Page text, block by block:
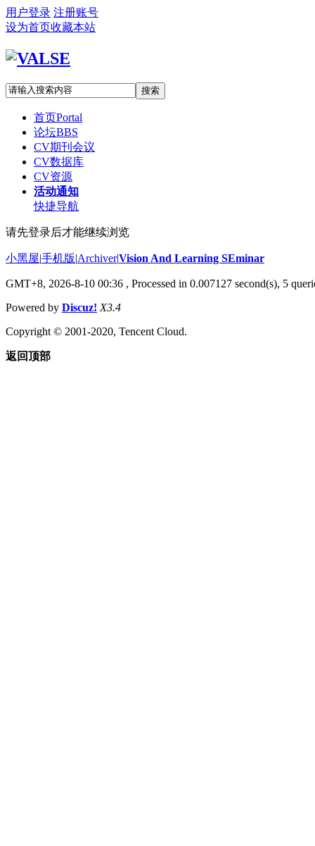
用户登录 注册账号
设为首页收藏本站
搜索
首页Portal
论坛BBS
CV期刊会议
CV数据库
CV资源
活动通知
快捷导航
请先登录后才能继续浏览
小黑屋|手机版|Archiver|Vision And Learning SEminar
GMT+8, 2026-8-10 00:36 , Processed in 0.007127 second(s), 5
Powered by Discuz! X3.4
Copyright © 2001-2020, Tencent Cloud.
返回顶部